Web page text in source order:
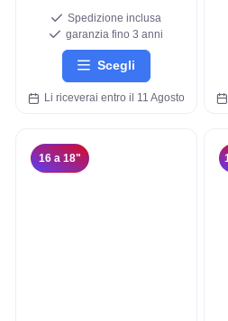
Spedizione inclusa
garanzia fino 3 anni
Scegli
Li riceverai entro il 11 Agosto
16 a 18"